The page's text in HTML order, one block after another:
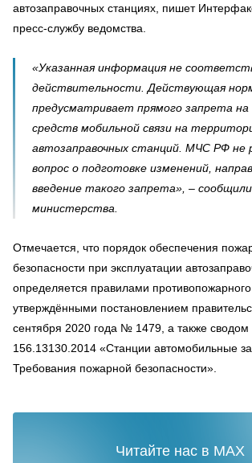
автозаправочных станциях, пишет
пресс-службу ведомства.
«Указанная информация не
действительности. Действующая
предусматривает прямого запрета на
средств мобильной связи на
автозаправочных станций. МЧС РФ не
вопрос о подготовке изменений,
введение такого запрета», –
министерства.
Отмечается, что порядок обеспечения
безопасности при эксплуатации
определяется правилами
утверждёнными постановлением
сентября 2020 года № 1479, а также
156.13130.2014 «Станции автомобильные
Требования пожарной безопасности».
Читайте нас в MAX